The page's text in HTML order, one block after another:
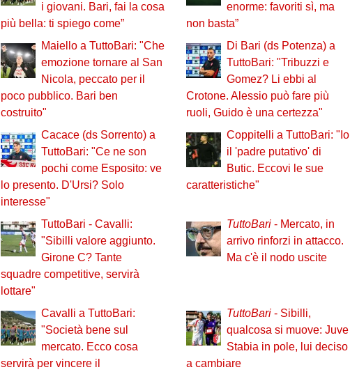
i giovani. Bari, fai la cosa
più bella: ti spiego come”
enorme: favoriti sì, ma
non basta”
Maiello a TuttoBari: "Che
emozione tornare al San
Nicola, peccato per il
poco pubblico. Bari ben
costruito"
Di Bari (ds Potenza) a
TuttoBari: "Tribuzzi e
Gomez? Li ebbi al
Crotone. Alessio può fare più
ruoli, Guido è una certezza"
Cacace (ds Sorrento) a
TuttoBari: "Ce ne son
pochi come Esposito: ve
lo presento. D'Ursi? Solo
interesse"
Coppitelli a TuttoBari: "Io
il 'padre putativo' di
Butic. Eccovi le sue
caratteristiche"
TuttoBari - Cavalli:
"Sibilli valore aggiunto.
Girone C? Tante
squadre competitive, servirà
lottare"
TuttoBari- Mercato, in
arrivo rinforzi in attacco.
Ma c'è il nodo uscite
Cavalli a TuttoBari:
"Società bene sul
mercato. Ecco cosa
servirà per vincere il
TuttoBari- Sibilli,
qualcosa si muove: Juve
Stabia in pole, lui deciso
a cambiare